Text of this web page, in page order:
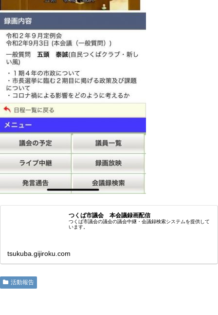
つくば市議会 本会議録画配信
つくば市議会の議会の議会中継・会議録検索システムを提供して
います。
tsukuba.gijiroku.com
活動報告